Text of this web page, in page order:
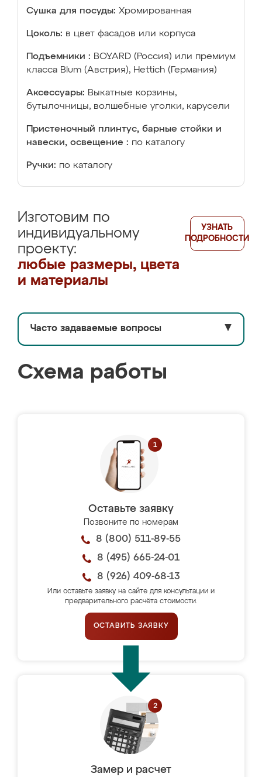
Сушка для посуды: Хромированная
Цоколь: в цвет фасадов или корпуса
Подъемники : BOYARD (Россия) или премиум
класса Blum (Австрия), Hettich (Германия)
Аксессуары: Выкатные корзины,
бутылочницы, волшебные уголки, карусели
Пристеночный плинтус, барные стойки и
навески, освещение : по каталогу
Ручки: по каталогу
Изготовим по
индивидуальному
проекту:
любые размеры, цвета
и материалы
УЗНАТЬ
ПОДРОБНОСТИ
Часто задаваемые вопросы ▼
Схема работы
Оставьте заявку
Позвоните по номерам
8 (800) 511-89-55
8 (495) 665-24-01
8 (926) 409-68-13
Или оставьте заявку на сайте для консультации и
предварительного расчёта стоимости.
ОСТАВИТЬ ЗАЯВКУ
Замер и расчет